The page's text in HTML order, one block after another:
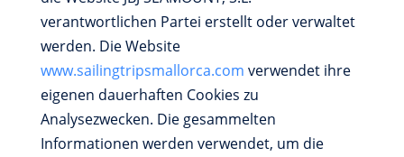
verantwortlichen Partei erstellt oder verwaltet
werden. Die Website
www.sailingtripsmallorca.com verwendet ihre
eigenen dauerhaften Cookies zu
Analysezwecken. Die gesammelten
Informationen werden verwendet, um die